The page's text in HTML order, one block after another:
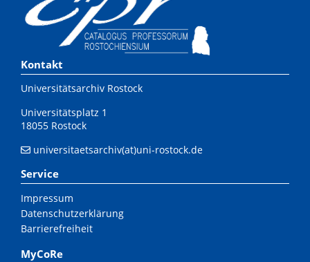
Kontakt
Universitätsarchiv Rostock
Universitätsplatz 1
18055 Rostock
universitaetsarchiv(at)uni-rostock.de
Service
Impressum
Datenschutzerklärung
Barrierefreiheit
MyCoRe